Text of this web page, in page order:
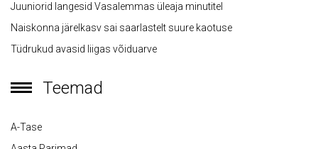
Juuniorid langesid Vasalemmas üleaja minutitel
Naiskonna järelkasv sai saarlastelt suure kaotuse
Tüdrukud avasid liigas võiduarve
Teemad
A-Tase